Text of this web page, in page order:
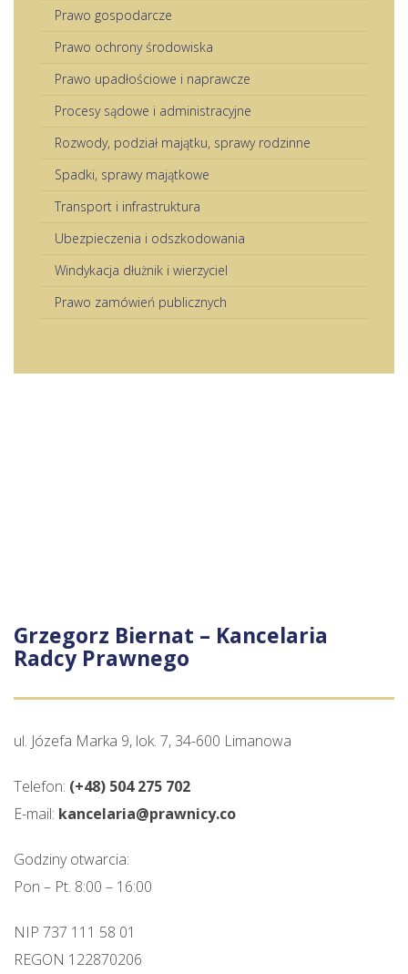
Prawo gospodarcze
Prawo ochrony środowiska
Prawo upadłościowe i naprawcze
Procesy sądowe i administracyjne
Rozwody, podział majątku, sprawy rodzinne
Spadki, sprawy majątkowe
Transport i infrastruktura
Ubezpieczenia i odszkodowania
Windykacja dłużnik i wierzyciel
Prawo zamówień publicznych
Grzegorz Biernat – Kancelaria
Radcy Prawnego
ul. Józefa Marka 9, lok. 7, 34-600 Limanowa
Telefon: (+48) 504 275 702
E-mail: kancelaria@prawnicy.co
Godziny otwarcia:
Pon – Pt. 8:00 – 16:00
NIP 737 111 58 01
REGON 122870206